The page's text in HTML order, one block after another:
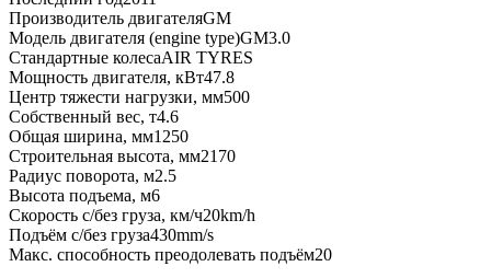
Производитель двигателяGM
Модель двигателя (engine type)GM3.0
Стандартные колесаAIR TYRES
Мощность двигателя, кВт47.8
Центр тяжести нагрузки, мм500
Собственный вес, т4.6
Общая ширина, мм1250
Строительная высота, мм2170
Радиус поворота, м2.5
Высота подъема, м6
Скорость с/без груза, км/ч20km/h
Подъём с/без груза430mm/s
Макс. способность преодолевать подъём20